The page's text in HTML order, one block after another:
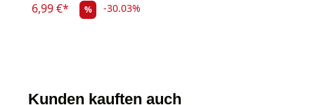
6,99 €* % -30.03%
Kunden kauften auch